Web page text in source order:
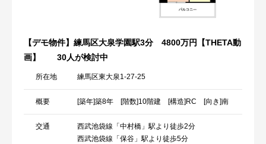
【デモ物件】練馬区大泉学園駅3分 4800万円【THETA動
画】
30人が検討中
所在地 練馬区東大泉1-27-25
概要 [築年]築8年 [階数]10階建 [構造]RC [向き]南
交通
西武池袋線「中村橋」駅より徒歩2分
西武池袋線「保谷」駅より徒歩5分